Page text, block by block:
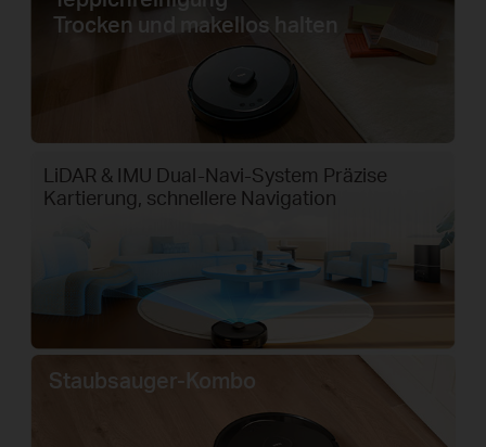
Trocken und makellos halten
LiDAR & IMU Dual-Navi-System Präzise
Kartierung, schnellere Navigation
Staubsauger-Kombo